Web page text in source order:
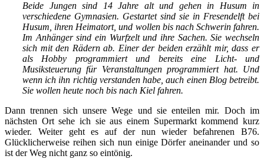
Beide Jungen sind 14 Jahre alt und gehen in Husum in
verschiedene Gymnasien. Gestartet sind sie in Fresendelft bei
Husum, ihren Heimatort, und wollen bis nach Schwerin fahren.
Im Anhänger sind ein Wurfzelt und ihre Sachen. Sie wechseln
sich mit den Rädern ab. Einer der beiden erzählt mir, dass er
als Hobby programmiert und bereits eine Licht- und
Musiksteuerung für Veranstaltungen programmiert hat. Und
wenn ich ihn richtig verstanden habe, auch einen Blog betreibt.
Sie wollen heute noch bis nach Kiel fahren.
Dann trennen sich unsere Wege und sie enteilen mir. Doch im
nächsten Ort sehe ich sie aus einem Supermarkt kommend kurz
wieder. Weiter geht es auf der nun wieder befahrenen B76.
Glücklicherweise reihen sich nun einige Dörfer aneinander und so
ist der Weg nicht ganz so eintönig.